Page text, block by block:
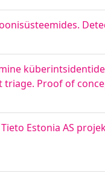
triage. Proof of
Estonia AS